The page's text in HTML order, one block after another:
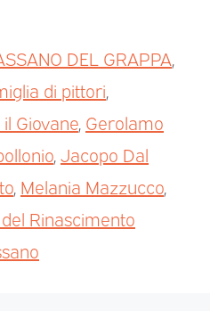
DEL GRAPPA,
di pittori,
Giovane, Gerolamo
,Jacopo Dal
, Melania Mazzucco,
Rinascimento